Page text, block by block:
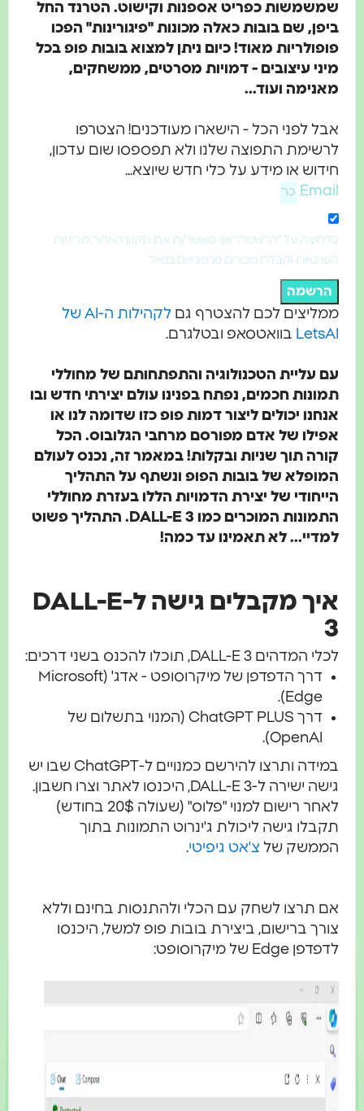
שמשמשות כפריט אספנות וקישוט.הטרנד החל
ביפן, שם בובות כאלה מכונות "פיגורינות" הפכו
פופולריות מאוד!כיום ניתן למצוא בובות פופ בכל
מיני עיצובים - דמויות מסרטים, ממשחקים,
מאנימה ועוד...
אבל לפני הכל - הישארו מעודכנים! הצטרפו
לרשימת התפוצה שלנו ולא תפספסו שום עדכון,
חידוש או מידע על כלי חדש שיוצא...
Email
בלחיצה על "הרשמה" אני מאשר/ת את תקנון האתר, מדיניות
הפרטיות וקבלת מסרים פרסומיים במייל
הרשמה
ממליצים לכם להצטרף גם
לקהילות ה-AI של
LetsAIבוואטסאפ ובטלגרם.
עם עליית הטכנולוגיה והתפתחותם של מחוללי
תמונות חכמים, נפתח בפנינו עולם יצירתי חדש ובו
אנחנו יכולים ליצור דמות פופ כזו שדומה לנו או
אפילו של אדם מפורסם מרחבי הגלובוס. הכל
קורה תוך שניות ובקלות! במאמר זה, נכנס לעולם
המופלא של בובות הפופ ונשתף על התהליך
הייחודי של יצירת הדמויות הללו בעזרת מחוללי
התמונות המוכרים כמו DALL-E 3. התהליך פשוט
למדיי... לא תאמינו עד כמה!
איך מקבלים גישה ל-DALL-E
3
לכלי המדהים DALL-E 3, תוכלו להכנס בשני דרכים:
דרך הדפדפן של מיקרוסופט - אדג' (Microsoft
Edge).
דרך ChatGPT PLUS (המנוי בתשלום של
OpenAI).
במידה ותרצו להירשם כמנויים ל-ChatGPT שבו יש
גישה ישירה ל-DALL-E 3, היכנסו לאתר וצרו חשבון.
לאחר רישום למנוי "פלוס" (שעולה 20$ בחודש)
תקבלו גישה ליכולת ג'ינרוט התמונות בתוך
הממשק שלצ'אט גיפיטי.
אם תרצו לשחק עם הכלי ולהתנסות בחינם וללא
צורך ברישום, ביצירת בובות פופ למשל, היכנסו
לדפדפן Edge של מיקרוסופט: